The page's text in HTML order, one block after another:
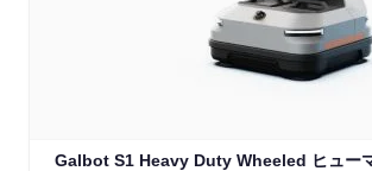
Galbot S1 Heavy Duty Wheeled ヒュー